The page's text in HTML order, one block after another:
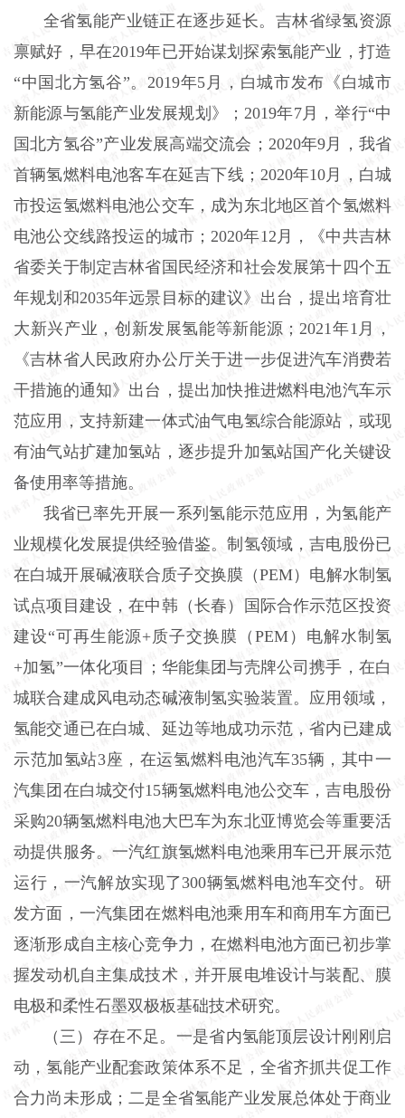
全省氢能产业链正在逐步延长。吉林省绿氢资源
禀赋好，早在2019年已开始谋划探索氢能产业，打造
“中国北方氢谷”。2019年5月，白城市发布《白城市
新能源与氢能产业发展规划》；2019年7月，举行“中
国北方氢谷”产业发展高端交流会；2020年9月，我省
首辆氢燃料电池客车在延吉下线；2020年10月，白城
市投运氢燃料电池公交车，成为东北地区首个氢燃料
电池公交线路投运的城市；2020年12月，《中共吉林
省委关于制定吉林省国民经济和社会发展第十四个五
年规划和2035年远景目标的建议》出台，提出培育壮
大新兴产业，创新发展氢能等新能源；2021年1月，
《吉林省人民政府办公厅关于进一步促进汽车消费若
干措施的通知》出台，提出加快推进燃料电池汽车示
范应用，支持新建一体式油气电氢综合能源站，或现
有油气站扩建加氢站，逐步提升加氢站国产化关键设
备使用率等措施。
我省已率先开展一系列氢能示范应用，为氢能产
业规模化发展提供经验借鉴。制氢领域，吉电股份已
在白城开展碱液联合质子交换膜（PEM）电解水制氢
试点项目建设，在中韩（长春）国际合作示范区投资
建设“可再生能源+质子交换膜（PEM）电解水制氢
+加氢”一体化项目；华能集团与壳牌公司携手，在白
城联合建成风电动态碱液制氢实验装置。应用领域，
氢能交通已在白城、延边等地成功示范，省内已建成
示范加氢站3座，在运氢燃料电池汽车35辆，其中一
汽集团在白城交付15辆氢燃料电池公交车，吉电股份
采购20辆氢燃料电池大巴车为东北亚博览会等重要活
动提供服务。一汽红旗氢燃料电池乘用车已开展示范
运行，一汽解放实现了300辆氢燃料电池车交付。研
发方面，一汽集团在燃料电池乘用车和商用车方面已
逐渐形成自主核心竞争力，在燃料电池方面已初步掌
握发动机自主集成技术，并开展电堆设计与装配、膜
电极和柔性石墨双极板基础技术研究。
（三）存在不足。一是省内氢能顶层设计刚刚启
动，氢能产业配套政策体系不足，全省齐抓共促工作
合力尚未形成；二是全省氢能产业发展总体处于商业